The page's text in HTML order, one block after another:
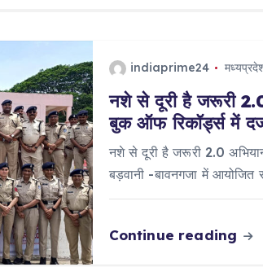
indiaprime24
नशे से दूरी है जरूरी 2.0
बुक ऑफ रिकॉर्ड्स में
नशे से दूरी है जरूरी 2.0
बड़वानी -बावनगजा में आयोजित
Continue reading